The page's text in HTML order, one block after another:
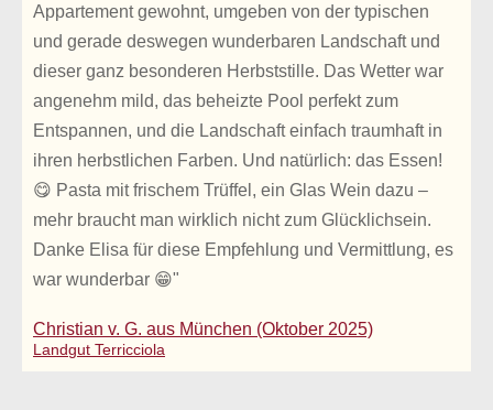
Appartement gewohnt, umgeben von der typischen
und gerade deswegen wunderbaren Landschaft und
dieser ganz besonderen Herbststille. Das Wetter war
angenehm mild, das beheizte Pool perfekt zum
Entspannen, und die Landschaft einfach traumhaft in
ihren herbstlichen Farben. Und natürlich: das Essen!
😋 Pasta mit frischem Trüffel, ein Glas Wein dazu –
mehr braucht man wirklich nicht zum Glücklichsein.
Danke Elisa für diese Empfehlung und Vermittlung, es
war wunderbar 😁"
Christian v. G. aus München (Oktober 2025)
Landgut Terricciola